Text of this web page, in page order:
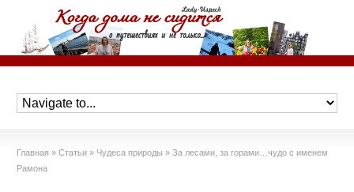
Главная » Статьи » Чудеса природы » За лесами, за горами…чудо с именем
Рамона